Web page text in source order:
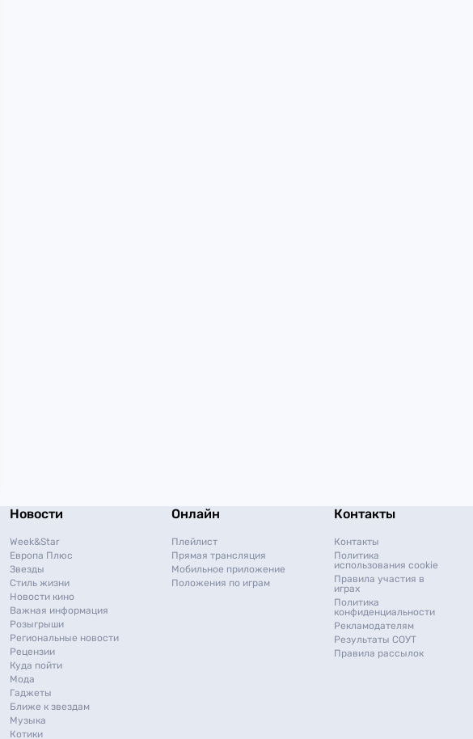
Новости
Week&Star
Европа Плюс
Звезды
Стиль жизни
Новости кино
Важная информация
Розыгрыши
Региональные новости
Рецензии
Куда пойти
Мода
Гаджеты
Ближе к звездам
Музыка
Котики
Онлайн
Плейлист
Прямая трансляция
Мобильное приложение
Положения по играм
Контакты
Контакты
Политика
использования cookie
Правила участия в
играх
Политика
конфиденциальности
Рекламодателям
Результаты СОУТ
Правила рассылок